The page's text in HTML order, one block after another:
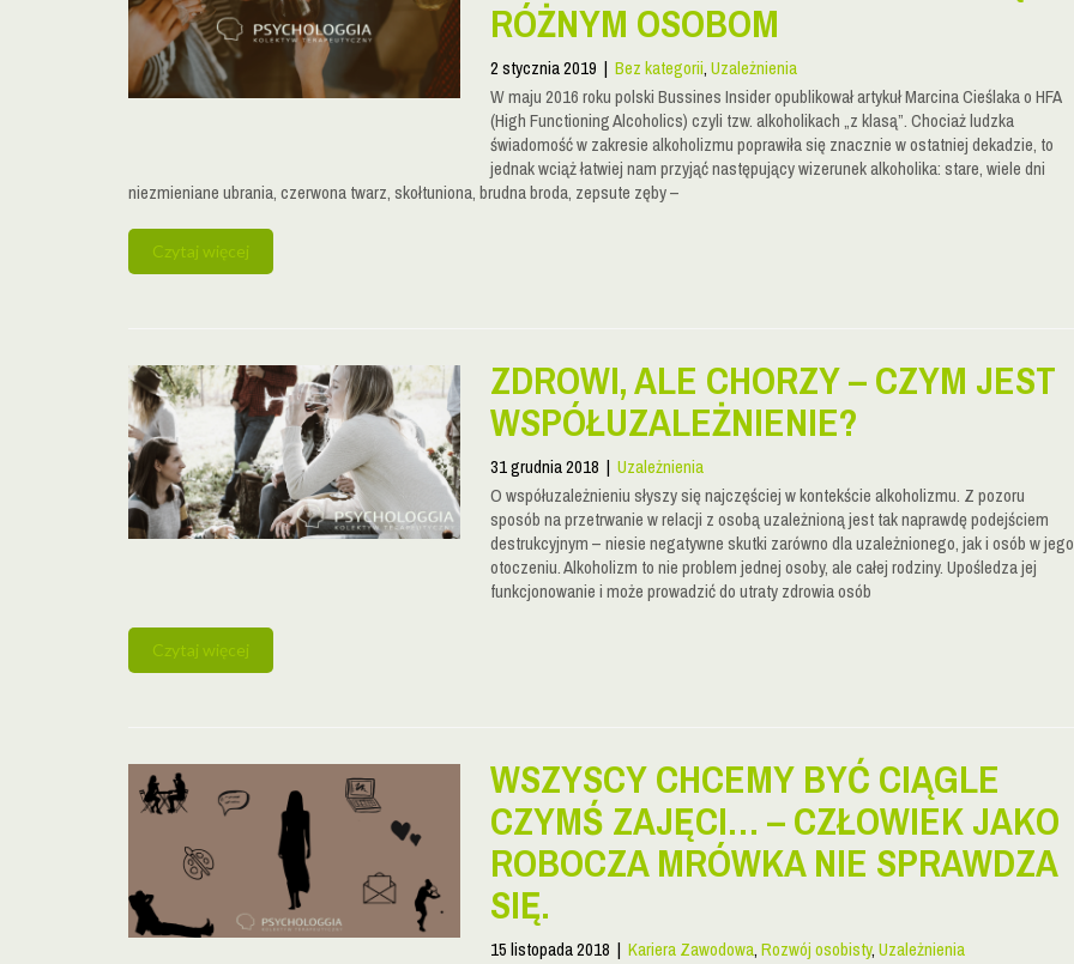
RÓŻNYM OSOBOM
2 stycznia 2019 | Bez kategorii,Uzależnienia
W maju 2016 roku polski Bussines Insider opublikował artykuł Marcina Cieślaka o HFA
(High Functioning Alcoholics) czyli tzw. alkoholikach „z klasą”. Chociaż ludzka
świadomość w zakresie alkoholizmu poprawiła się znacznie w ostatniej dekadzie, to
jednak wciąż łatwiej nam przyjąć następujący wizerunek alkoholika: stare, wiele dni
niezmieniane ubrania, czerwona twarz, skołtuniona, brudna broda, zepsute zęby –
Czytaj więcej
ZDROWI, ALE CHORZY – CZYM JEST
WSPÓŁUZALEŻNIENIE?
31 grudnia 2018 | Uzależnienia
O współuzależnieniu słyszy się najczęściej w kontekście alkoholizmu. Z pozoru
sposób na przetrwanie w relacji z osobą uzależnioną jest tak naprawdę podejściem
destrukcyjnym – niesie negatywne skutki zarówno dla uzależnionego, jak i osób w jego
otoczeniu. Alkoholizm to nie problem jednej osoby, ale całej rodziny. Upośledza jej
funkcjonowanie i może prowadzić do utraty zdrowia osób
Czytaj więcej
WSZYSCY CHCEMY BYĆ CIĄGLE
CZYMŚ ZAJĘCI… – CZŁOWIEK JAKO
ROBOCZA MRÓWKA NIE SPRAWDZA
SIĘ.
15 listopada 2018 | Kariera Zawodowa,Rozwój osobisty,Uzależnienia